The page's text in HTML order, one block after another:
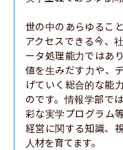
世の中のあらゆるこ
アクセスできる今、
ータ処理能力ではあ
値を生みだす力や、
げていく総合的な能
のです。情報学部で
彩な実学プログラム
経営に関する知識、
人材を育てます。